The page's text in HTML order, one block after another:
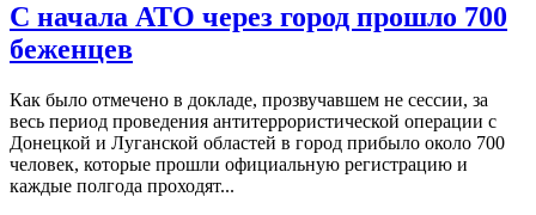
С начала АТО через город прошло 700
беженцев
Как было отмечено в докладе, прозвучавшем не сессии, за
весь период проведения антитеррористической операции с
Донецкой и Луганской областей в город прибыло около 700
человек, которые прошли официальную регистрацию и
каждые полгода проходят...